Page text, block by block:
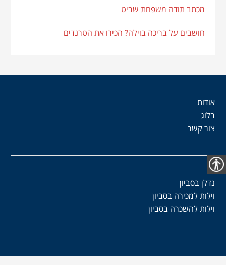
נגישות
מכתב תודה משפחת שביט
חושבים על בריכה בוילה? הכירו את הטרנדים
אודות
בלוג
צור קשר
נדלן בסביון
וילות למכירה בסביון
וילות להשכרה בסביון